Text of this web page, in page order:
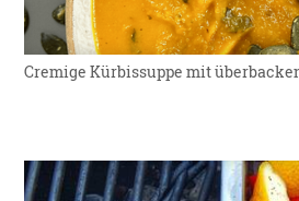
Cremige Kürbissuppe mit